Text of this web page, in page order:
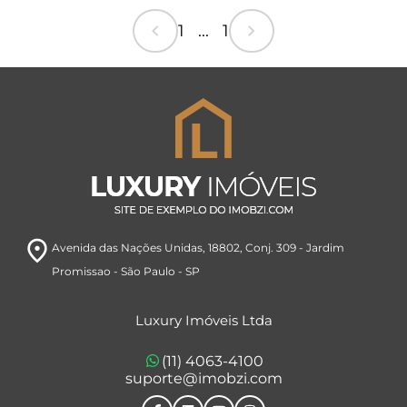
chevron_left 1 ... 1 chevron_right
room Avenida das Nações Unidas, 18802, Conj. 309 - Jardim
Promissao - São Paulo - SP
Luxury Imóveis Ltda
(11) 4063-4100
suporte@imobzi.com